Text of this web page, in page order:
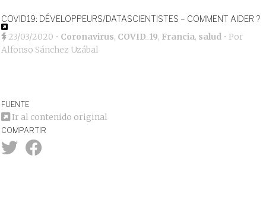
COVID19: DÉVELOPPEURS/DATASCIENTISTES – COMMENT AIDER ?
23/03/2020 • Coronavirus, COVID_19, Francia, salud • Por
Alfonso Sánchez Uzábal
FUENTE
Ir al contenido original
COMPARTIR